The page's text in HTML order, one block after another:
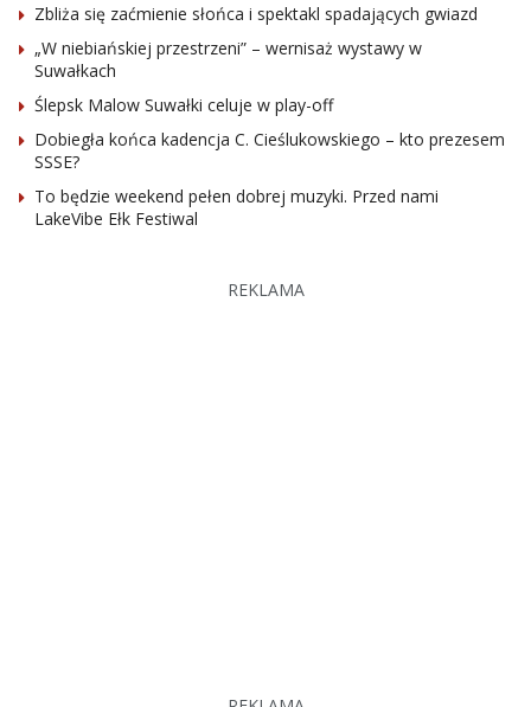
Zbliża się zaćmienie słońca i spektakl spadających gwiazd
„W niebiańskiej przestrzeni” – wernisaż wystawy w
Suwałkach
Ślepsk Malow Suwałki celuje w play-off
Dobiegła końca kadencja C. Cieślukowskiego – kto prezesem
SSSE?
To będzie weekend pełen dobrej muzyki. Przed nami
LakeVibe Ełk Festiwal
REKLAMA